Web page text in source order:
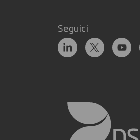
Seguici